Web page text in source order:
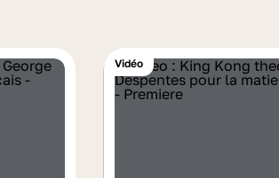
Vidéo